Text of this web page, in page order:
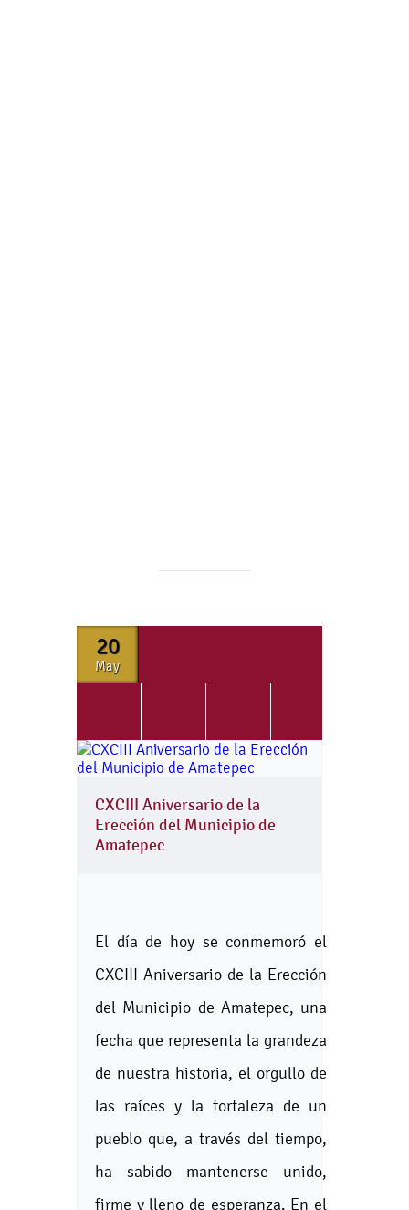
20
May
CXCIII Aniversario de la
Erección del Municipio de
Amatepec
El día de hoy se conmemoró el
CXCIII Aniversario de la Erección
del Municipio de Amatepec, una
fecha que representa la grandeza
de nuestra historia, el orgullo de
las raíces y la fortaleza de un
pueblo que, a través del tiempo,
ha sabido mantenerse unido,
firme y lleno de esperanza. En el